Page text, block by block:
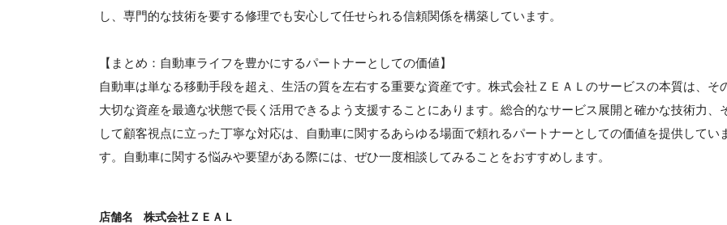
し、専門的な技術を要する修理でも安心して任せられる信頼関係を構築しています。
【まとめ：自動車ライフを豊かにするパートナーとしての価値】
自動車は単なる移動手段を超え、生活の質を左右する重要な資産です。株式会社ＺＥＡＬのサービスの本質は、そ
大切な資産を最適な状態で長く活用できるよう支援することにあります。総合的なサービス展開と確かな技術力、
して顧客視点に立った丁寧な対応は、自動車に関するあらゆる場面で頼れるパートナーとしての価値を提供してい
す。自動車に関する悩みや要望がある際には、ぜひ一度相談してみることをおすすめします。
店舗名 株式会社ＺＥＡＬ